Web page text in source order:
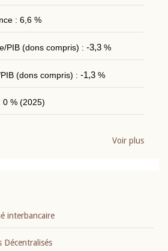
: 6,6 %
PIB (dons compris) : -3,3%
(dons compris) : -1,3%
0 % (2025)
Voir plus
interbancaire
Décentralisés